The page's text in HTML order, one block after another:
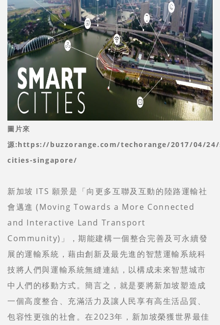
圖片來
源:https://buzzorange.com/techorange/2017/04/
cities-singapore/
新加坡 ITS 願景是「向更多互聯及互動的陸路運輸社
會邁進 (Moving Towards a More Connected
and Interactive Land Transport
Community)」，期能建構一個整合完善及可永續發
展的運輸系統，藉由創新及最先進的智慧運輸系統科
技將人們與運輸系統無縫連結，以構成未來智慧城市
中人們的移動方式。簡言之，就是要將新加坡塑造成
一個高度整合、充滿活力及讓人民享有高生活品質、
包容性更強的社會。在2023年，新加坡榮獲世界最佳